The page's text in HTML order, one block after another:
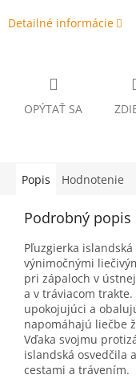
Detailné informácie
OPÝTAŤ SA
Popis Hodnotenie
Podrobný popis
Pľuzgierka
výnimočnými
pri zápaloch v
a v tráviacom
upokojujúci a
napomáhajú liečbe
Vďaka svojmu
islandská osvedčila
cestami a trávením.